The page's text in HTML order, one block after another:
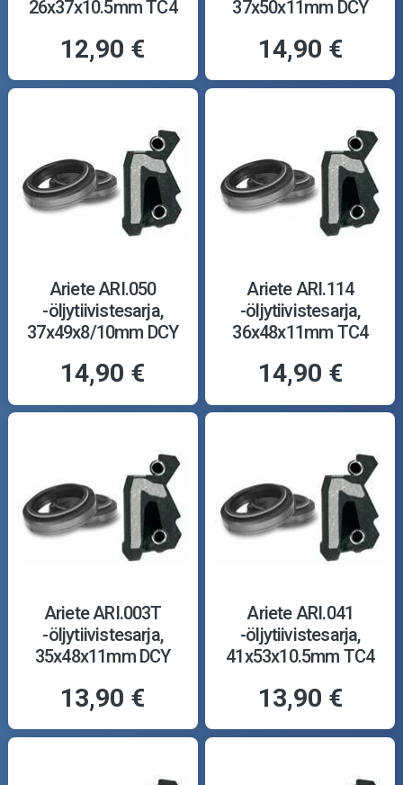
26x37x10.5mm TC4
12,90 €
37x50x11mm DCY
14,90 €
Ariete ARI.050
-öljytiivistesarja,
37x49x8/10mm DCY
14,90 €
Ariete ARI.114
-öljytiivistesarja,
36x48x11mm TC4
14,90 €
Ariete ARI.003T
-öljytiivistesarja,
35x48x11mm DCY
13,90 €
Ariete ARI.041
-öljytiivistesarja,
41x53x10.5mm TC4
13,90 €